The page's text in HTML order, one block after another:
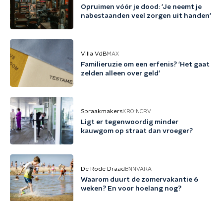
Opruimen vóór je dood: 'Je neemt je
nabestaanden veel zorgen uit handen'
Villa VdBMAX
Familieruzie om een erfenis? 'Het gaat
zelden alleen over geld'
SpraakmakersKRO-NCRV
Ligt er tegenwoordig minder
kauwgom op straat dan vroeger?
De Rode Draad BNNVARA
Waarom duurt de zomervakantie 6
weken? En voor hoelang nog?